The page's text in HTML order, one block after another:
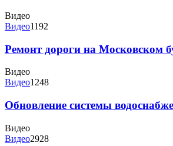
Видео
Видео1192
Ремонт дороги на Московском
Видео
Видео1248
Обновление системы
Видео
Видео2928